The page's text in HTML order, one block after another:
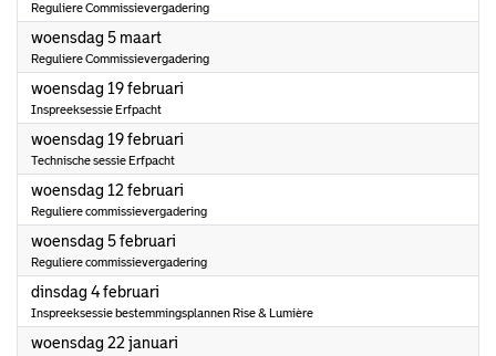
Reguliere Commissievergadering
woensdag 5 maart2025
Reguliere Commissievergadering
woensdag 19 februari
Inspreeksessie Erfpacht
woensdag 19 februari
Technische sessie Erfpacht
woensdag 12 februari
Reguliere commissievergadering
woensdag 5 februari
Reguliere commissievergadering
dinsdag 4 februari
Inspreeksessie bestemmingsplannen Rise & Lumière
woensdag 22 januari